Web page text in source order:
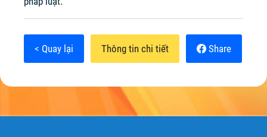
< Quay lại Thông tin chi tiết Share